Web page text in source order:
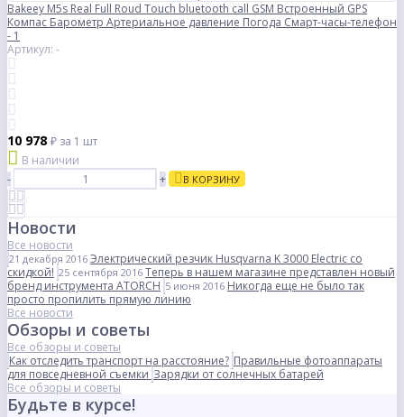
Bakeey M5s Real Full Roud Touch bluetooth call GSM Встроенный GPS
Компас Барометр Артериальное давление Погода Смарт-часы-телефон
- 1
Артикул: -
10 978 ₽ за 1 шт
В наличии
-
+ В КОРЗИНУ
Новости
Все новости
21 декабря 2016 Электрический резчик Husqvarna K 3000 Electric со
скидкой! 25 сентября 2016 Теперь в нашем магазине представлен новый
бренд инструмента ATORCH 5 июня 2016 Никогда еще не было так
просто пропилить прямую линию
Все новости
Обзоры и советы
Все обзоры и советы
Как отследить транспорт на расстояние? Правильные фотоаппараты
для повседневной съемки Зарядки от солнечных батарей
Все обзоры и советы
Будьте в курсе!